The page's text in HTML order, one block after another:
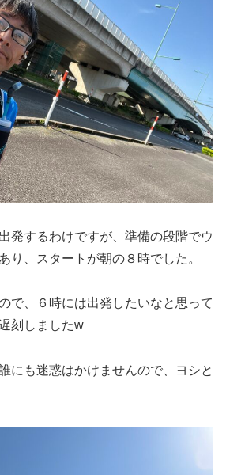
発するわけですが、準備の段階でウ
り、スタートが朝の８時でした。
で、６時には出発したいなと思って
刻しましたw
にも迷惑はかけませんので、ヨシと